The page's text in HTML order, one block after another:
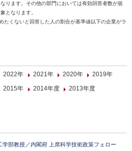
ります。その他の部門においては有効回答者数が規
となります。
くないと回答した人の割合が基準値以下の企業がラ
2022年 2021年 2020年
2019年
2015年 2014年度
2013年度
学部教授／内閣府 上席科学技術政策フェロー